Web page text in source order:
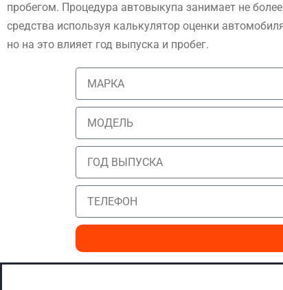
пробегом. Процедура автовыкупа занимает не
средства используя калькулятор оценки
но на это влияет год выпуска и пробег.